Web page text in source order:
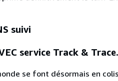
suivi
service Track & Trace.
se font désormais en